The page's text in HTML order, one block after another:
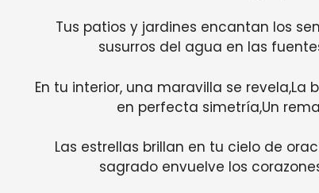
Tus patios y jardines encantan los
susurros del agua en las
En tu interior, una maravilla se
en perfecta simetría,Un
Las estrellas brillan en tu cielo de
sagrado envuelve los